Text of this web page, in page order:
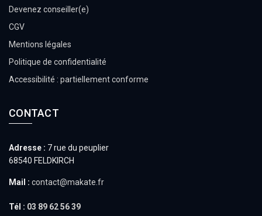
Devenez conseiller(e)
CGV
Mentions légales
Politique de confidentialité
Accessibilité : partiellement conforme
CONTACT
Adresse : 7 rue du peuplier
68540 FELDKIRCH
Mail : contact@makate.fr
Tél : 03 89 62 56 39